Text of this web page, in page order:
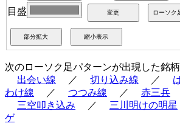
目盛
次のローソク足パターンが出現した銘柄
出会い線
／ 切り込み線 ／
わけ線
／ つつみ線 ／ 赤三兵
三空叩き込み
／ 三川明けの明星
ゲ